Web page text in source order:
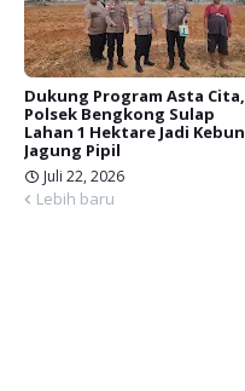
Dukung Program Asta Cita,
Polsek Bengkong Sulap
Lahan 1 Hektare Jadi Kebun
Jagung Pipil
Juli 22, 2026
Lebih baru